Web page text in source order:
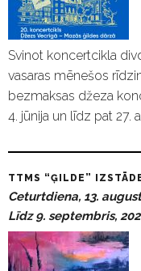
Svinot koncertcikla
vasaras mēnešos
bezmaksas džeza
4. jūnija un līdz pat 27.
TTMS “ĢILDE”
Ceturtdiena, 13.
Līdz 9. septembris,